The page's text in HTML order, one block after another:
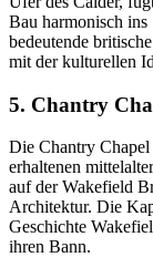
Bau harmonisch
bedeutende
mit der kulturellen
5. Chantry
Die Chantry
erhaltenen
auf der Wakefield
Architektur. Die
Geschichte
ihren Bann.